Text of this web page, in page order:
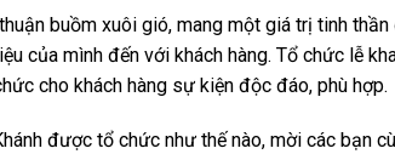
buồm xuôi gió, mang một giá trị tinh
của mình đến với khách hàng. Tổ chức lễ
cho khách hàng sự kiện độc đáo, phù hợp.
được tổ chức như thế nào, mời các bạn